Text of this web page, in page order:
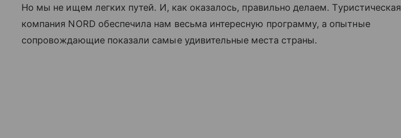
Но мы не ищем легких путей. И, как оказалось, правильно делаем. Туристическая
компания NORD обеспечила нам весьма интересную программу, а опытные
сопровождающие показали самые удивительные места страны.